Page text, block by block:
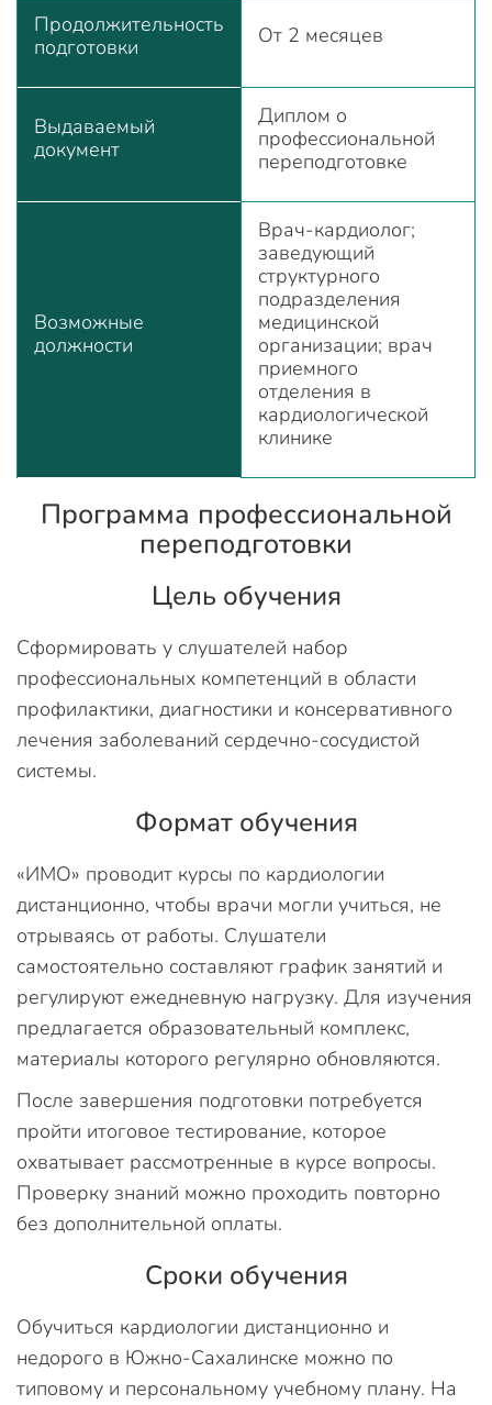
Продолжительность
подготовки
От 2 месяцев
Выдаваемый
документ
Диплом о
профессиональной
переподготовке
Возможные
должности
Врач-кардиолог;
заведующий
структурного
подразделения
медицинской
организации; врач
приемного
отделения в
кардиологической
клинике
Программа профессиональной
переподготовки
Цель обучения
Сформировать у слушателей набор
профессиональных компетенций в области
профилактики, диагностики и консервативного
лечения заболеваний сердечно-сосудистой
системы.
Формат обучения
«ИМО» проводит курсы по кардиологии
дистанционно, чтобы врачи могли учиться, не
отрываясь от работы. Слушатели
самостоятельно составляют график занятий и
регулируют ежедневную нагрузку. Для изучения
предлагается образовательный комплекс,
материалы которого регулярно обновляются.
После завершения подготовки потребуется
пройти итоговое тестирование, которое
охватывает рассмотренные в курсе вопросы.
Проверку знаний можно проходить повторно
без дополнительной оплаты.
Сроки обучения
Обучиться кардиологии дистанционно и
недорого в Южно-Сахалинске можно по
типовому и персональному учебному плану. На